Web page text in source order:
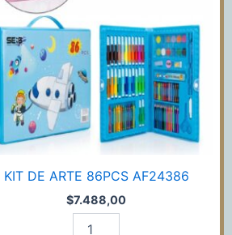
KIT DE ARTE 86PCS AF24386
$7.488,00